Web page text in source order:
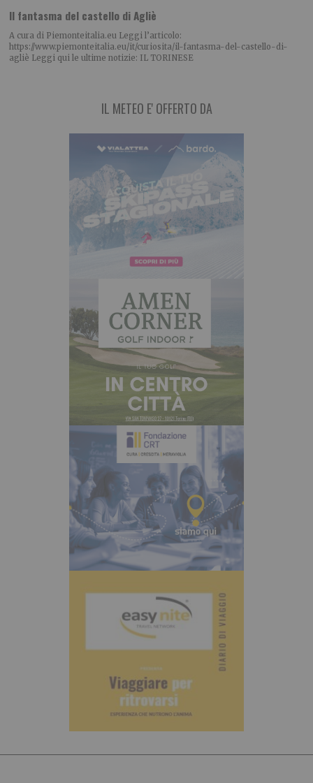
Il fantasma del castello di Agliè
A cura di Piemonteitalia.eu Leggi l’articolo:
https://www.piemonteitalia.eu/it/curiosita/il-fantasma-del-castello-di-
agliè Leggi qui le ultime notizie: IL TORINESE
IL METEO E' OFFERTO DA